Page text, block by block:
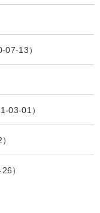
07-13
03-01
26